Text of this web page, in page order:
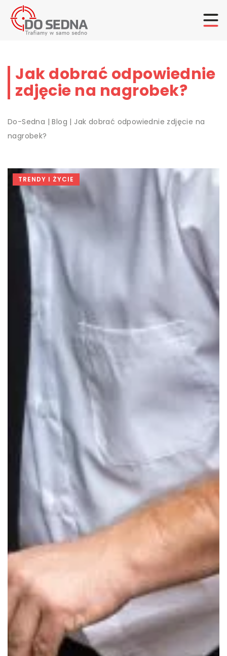
Jak dobrać odpowiednie
zdjęcie na nagrobek?
Do-Sedna |Blog | Jak dobrać odpowiednie zdjęcie na
nagrobek?
TRENDY I ŻYCIE